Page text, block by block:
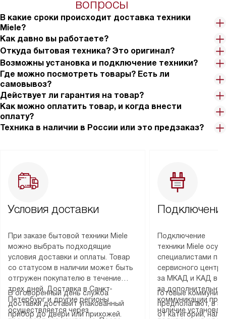
вопросы
В какие сроки происходит доставка техники
Miele?
Как давно вы работаете?
Откуда бытовая техника? Это оригинал?
Возможны установка и подключение техники?
Где можно посмотреть товары? Есть ли
самовывоз?
Действует ли гарантия на товар?
Как можно оплатить товар, и когда внести
оплату?
Техника в наличии в России или это предзаказ?
Условия доставки
При заказе бытовой техники Miele
можно выбрать подходящие
условия доставки и оплаты. Товар
со статусом в наличии может быть
отгружен покупателю в течение
трех дней. Доставка в Санкт-
Петербург и другие регионы
осуществляется через
В оговоренный день служба
доставки доставит упакованный
прибор до двери или прихожей.
Подключение
техники Miele
специалистами
сервисного
за МКАД и КАД
за
коммуникации
наличие
Готовые
предполагают, в
от категории,